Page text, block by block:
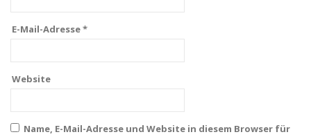
E-Mail-Adresse*
Website
Name, E-Mail-Adresse und Website in diesem Browser für